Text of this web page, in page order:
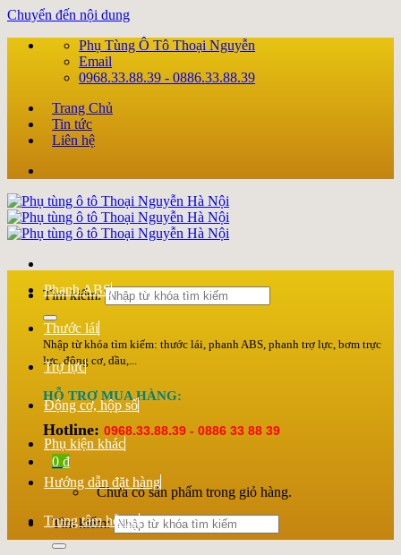
Chuyển đến nội dung
Phụ Tùng Ô Tô Thoại Nguyễn
Email
0968.33.88.39 - 0886.33.88.39
Trang Chủ
Tin tức
Liên hệ
Tìm kiếm:
Nhập từ khóa tìm kiếm: thước lái, phanh ABS, phanh trợ lực, bơm trực
lực, động cơ, dầu,...
HỖ TRỢ MUA HÀNG:
Hotline: 0968.33.88.39 - 0886 33 88 39
0 ₫
Chưa có sản phẩm trong giỏ hàng.
Tìm kiếm:
Phanh ABS
Thước lái
Trợ lực
Động cơ, hộp số
Phụ kiện khác
Hướng dẫn đặt hàng
Trung tâm hỗ trợ